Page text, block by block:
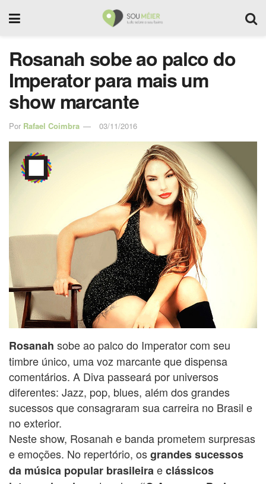
Rosanah sobe ao palco do
Imperator para mais um
show marcante
Por Rafael Coimbra 03/11/2016
Rosanah sobe ao palco do Imperator com seu
timbre único, uma voz marcante que dispensa
comentários. A Diva passeará por universos
diferentes: Jazz, pop, blues, além dos grandes
sucessos que consagraram sua carreira no Brasil e
no exterior.
Neste show, Rosanah e banda prometem surpresas
e emoções. No repertório, osgrandes sucessos
da música popular brasileiraeclássicos